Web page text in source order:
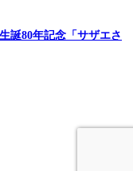
誕80年記念「サザエさ